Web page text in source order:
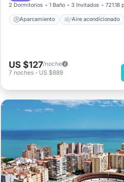
2 Dormitorios 1 Baño 3 Invitados 721.18
Aparcamiento Aire acondicionado
US $127/noche
7 noches - US $889